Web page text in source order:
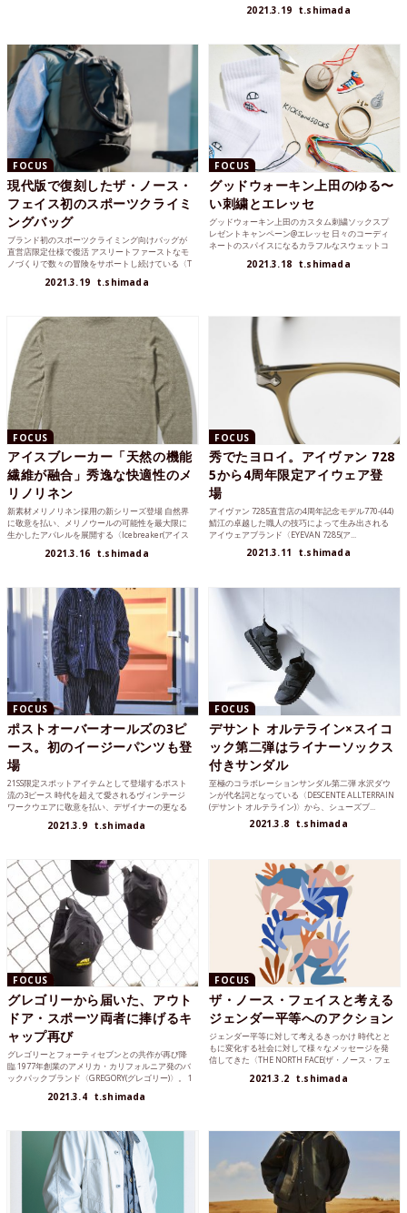
2021.3.19 t.shimada
FOCUS
現代版で復刻したザ・ノース・
フェイス初のスポーツクライミ
ングバッグ
ブランド初のスポーツクライミング向けバッグが
直営店限定仕様で復活 アスリートファーストなモ
ノづくりで数々の冒険をサポートし続けている〈T
2021.3.19 t.shimada
FOCUS
グッドウォーキン上田のゆる〜
い刺繍とエレッセ
グッドウォーキン上田のカスタム刺繍ソックスプ
レゼントキャンペーン@エレッセ 日々のコーディ
ネートのスパイスになるカラフルなスウェットコ
2021.3.18 t.shimada
FOCUS
アイスブレーカー「天然の機能
繊維が融合」秀逸な快適性のメ
リノリネン
新素材メリノリネン採用の新シリーズ登場 自然界
に敬意を払い、メリノウールの可能性を最大限に
生かしたアパレルを展開する〈Icebreaker(アイス
2021.3.16 t.shimada
FOCUS
秀でたヨロイ。アイヴァン 728
5から4周年限定アイウェア登
場
アイヴァン 7285直営店の4周年記念モデル770-(44)
鯖江の卓越した職人の技巧によって生み出される
アイウェアブランド〈EYEVAN 7285(ア...
2021.3.11 t.shimada
FOCUS
ポストオーバーオールズの3ピ
ース。初のイージーパンツも登
場
21SS限定スポットアイテムとして登場するポスト
流の3ピース 時代を超えて愛されるヴィンテージ
ワークウエアに敬意を払い、デザイナーの更なる
2021.3.9 t.shimada
FOCUS
デサント オルテライン×スイコ
ック第二弾はライナーソックス
付きサンダル
至極のコラボレーションサンダル第二弾 水沢ダウ
ンが代名詞となっている〈DESCENTE ALLTERRAIN
(デサント オルテライン)〉から、シューズブ...
2021.3.8 t.shimada
FOCUS
グレゴリーから届いた、アウト
ドア・スポーツ両者に捧げるキ
ャップ再び
グレゴリーとフォーティセブンとの共作が再び降
臨 1977年創業のアメリカ・カリフォルニア発のバ
ックパックブランド〈GREGORY(グレゴリー)〉。 1
2021.3.4 t.shimada
FOCUS
ザ・ノース・フェイスと考える
ジェンダー平等へのアクション
ジェンダー平等に対して考えるきっかけ 時代とと
もに変化する社会に対して様々なメッセージを発
信してきた〈THE NORTH FACE(ザ・ノース・フェ
2021.3.2 t.shimada